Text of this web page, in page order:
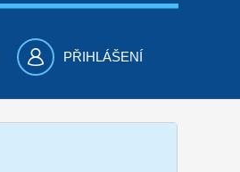
PŘIHLÁŠENÍ